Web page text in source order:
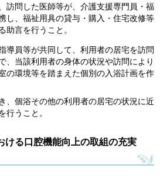
訪問した医師等が、介護支援専門員・福
し、福祉用具の貸与・購入・住宅改修等
助言を行うこと。
導員等が共同して、利用者の居宅を訪問
、当該利用者の身体の状況や訪問により
の環境等を踏まえた個別の入浴計画を作
、個浴その他の利用者の居宅の状況に近
行うこと。
ける口腔機能向上の取組の充実